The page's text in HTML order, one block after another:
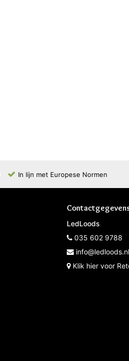
In lijn met Europese Normen
LedLoods
035 602 9788
info@ledloods.nl
Klik hier voor